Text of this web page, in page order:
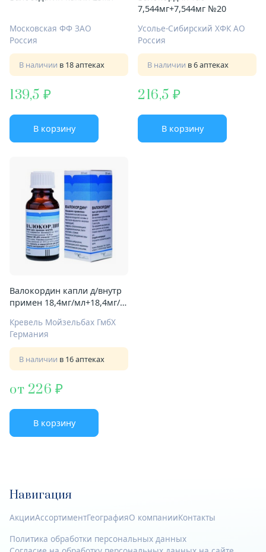
Московская ФФ ЗАО
Россия
В наличии в 18 аптеках
139,5
В корзину
7,544мг+7,544мг №20
Усолье-Сибирский ХФК АО
Россия
В наличии в 6 аптеках
216,5
В корзину
Валокордин капли д/внутр
примен 18,4мг/мл+18,4мг/
Кревель Мойзельбах ГмбХ
Германия
В наличии в 16 аптеках
от 226
В корзину
Навигация
АкцииАссортиментГеографияО компанииКонтакты
Политика обработки персональных данных